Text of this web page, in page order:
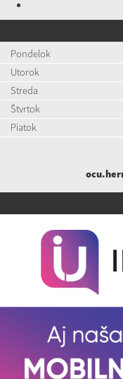
Pondelok
Utorok
Streda
Štvrtok
Piatok